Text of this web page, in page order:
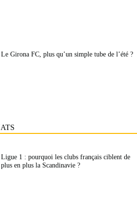
Le Girona FC, plus qu’un simple tube de l’été ?
Ligue 1 : pourquoi les clubs français ciblent de
plus en plus la Scandinavie ?